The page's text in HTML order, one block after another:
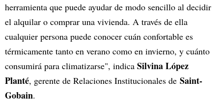
herramienta que puede ayudar de modo sencillo al decidir
el alquilar o comprar una vivienda. A través de ella
cualquier persona puede conocer cuán confortable es
térmicamente tanto en verano como en invierno, y cuánto
consumirá para climatizarse", indica Silvina López
Planté, gerente de Relaciones Institucionales de Saint-
Gobain.